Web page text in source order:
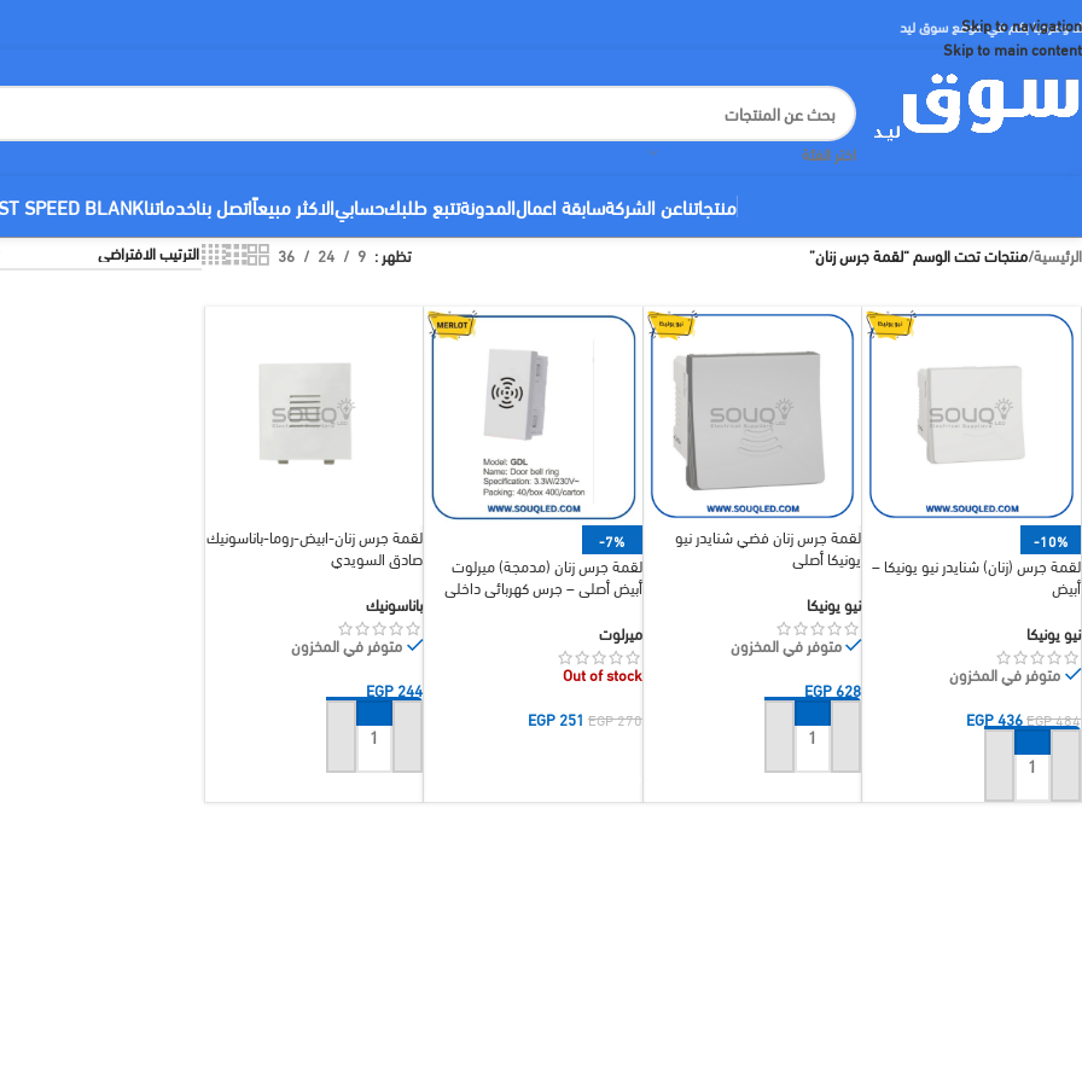
Skip to navigation
Skip to main content
ومرحبا بكم في موقع سوق ليد
اختر الفئة
منتجاتناعن الشركةسابقة اعمالالمدونةتتبع طلبكحسابيالاكثر مبيعاًاتصل بناخدماتناSPEED BLANK
الرئيسية/منتجات تحت الوسم “لقمة جرس زنان” تظهر 9
24
36
-10%
لقمة جرس (زنان) شنايدر نيو يونيكا –
أبيض
نيو يونيكا
متوفر في المخزون
EGP484
EGP436
إضافة إلى السلة
لقمة جرس زنان فضي شنايدر نيو
يونيكا أصلي
نيو يونيكا
متوفر في المخزون
EGP628
إضافة إلى السلة
-7%
لقمة جرس زنان (مدمجة) ميرلوت
أبيض أصلي – جرس كهربائي داخلي
ميرلوت
Out of stock
EGP270
EGP251
لقمة جرس زنان-ابيض-روما-باناسونيك
صادق السويدي
باناسونيك
متوفر في المخزون
EGP244
إضافة إلى السلة